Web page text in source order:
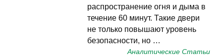
распространение огня и дыма в
течение 60 минут. Такие двери
не только повышают уровень
безопасности, но …
Аналитические Статьи